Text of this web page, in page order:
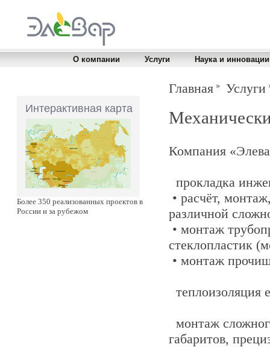
О компании Услуги Наука и инновации
Интерактивная карта
Более 350 реализованных проектов в
России и за рубежом
Главная Услуги
Компания
прокладка
• расчёт,
различной
• монтаж
стеклопластик
• монтаж
теплоизоляция
монтаж
габаритов,